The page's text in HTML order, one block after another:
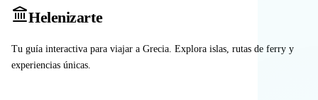
Helenizarte
Tu guía interactiva para viajar a Grecia. Explora islas, rutas de ferry y
experiencias únicas.